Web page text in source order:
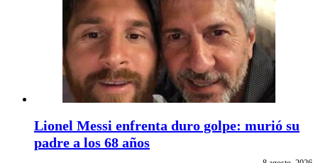
Lionel Messi enfrenta duro golpe: murió su
padre a los 68 años